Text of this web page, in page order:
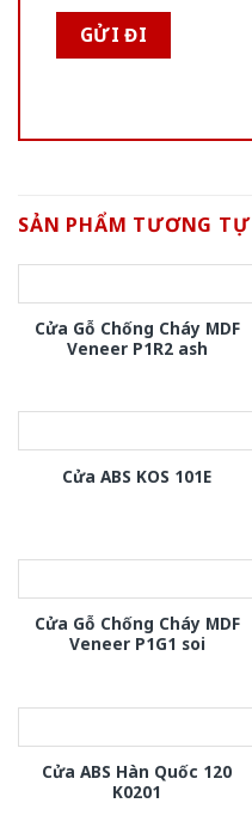
SẢN PHẨM TƯƠNG TỰ
Cửa Gỗ Chống Cháy MDF
Veneer P1R2 ash
Cửa ABS KOS 101E
Cửa Gỗ Chống Cháy MDF
Veneer P1G1 soi
Cửa ABS Hàn Quốc 120
K0201